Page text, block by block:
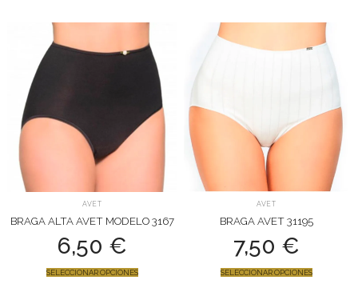
AVET
BRAGA ALTA AVET MODELO 3167
6,50 €
SELECCIONAR OPCIONES
AVET
BRAGA AVET 31195
7,50 €
SELECCIONAR OPCIONES